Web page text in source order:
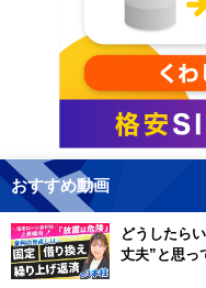
おすすめ動画
どうしたら
丈夫”と思っ